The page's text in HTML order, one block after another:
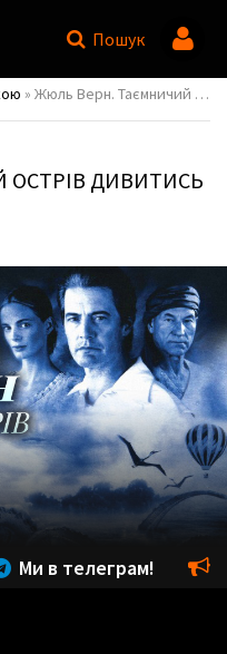
Пошук
» Жюль Верн. Таємничий острів / Jules Verne's Mysterious Island
ДИВИТИСЬ
Ми в телеграм!